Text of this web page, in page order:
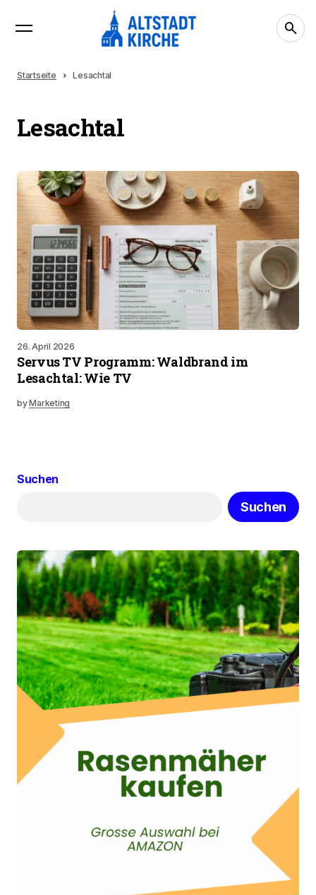
Startseite Lesachtal
Lesachtal
26. April 2026
Servus TV Programm: Waldbrand im
Lesachtal: Wie TV
byMarketing
Suchen
Suchen